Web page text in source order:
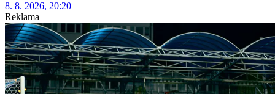
8. 8. 2026, 20:20
Reklama